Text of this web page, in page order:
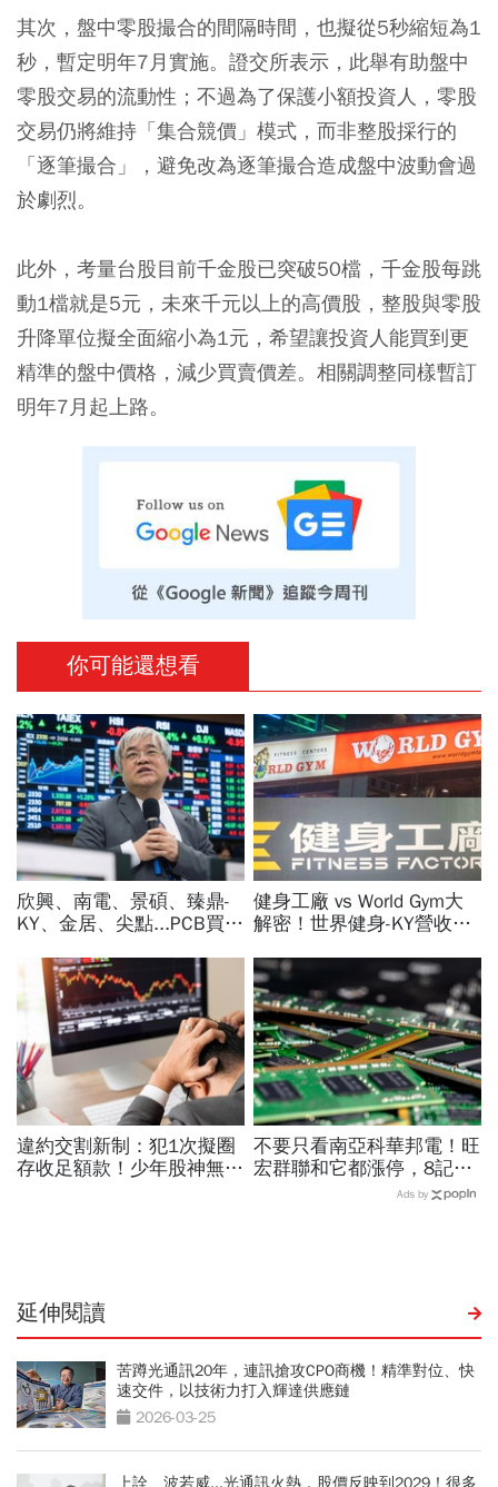
其次，盤中零股撮合的間隔時間，也擬從5秒縮短為1
秒，暫定明年7月實施。證交所表示，此舉有助盤中
零股交易的流動性；不過為了保護小額投資人，零股
交易仍將維持「集合競價」模式，而非整股採行的
「逐筆撮合」，避免改為逐筆撮合造成盤中波動會過
於劇烈。
此外，考量台股目前千金股已突破50檔，千金股每跳
動1檔就是5元，未來千元以上的高價股，整股與零股
升降單位擬全面縮小為1元，希望讓投資人能買到更
精準的盤中價格，減少買賣價差。相關調整同樣暫訂
明年7月起上路。
你可能還想看
欣興、南電、景碩、臻鼎-
KY、金居、尖點...PCB買誰
11月末升段首選，V轉反彈
最快
健身工廠 vs World Gym大
解密！世界健身-KY營收大
課、會籍…誰才是真正賺錢
金雞母？
違約交割新制：犯1次擬圈
存收足額款！少年股神無本
不要只看南亞科華邦電！旺
宏群聯和它都漲停，8記憶
體股各擁啥利多？華邦電法
Ads by
延伸閱讀
苦蹲光通訊20年，連訊搶攻CPO商機！精準對位、快
速交件，以技術力打入輝達供應鏈
2026-03-25
上詮、波若威...光通訊火熱，股價反映到2029！很多